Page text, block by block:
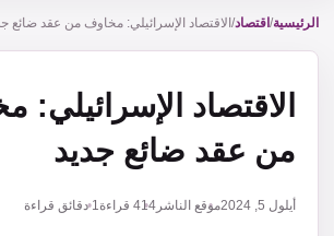
الناشر
الرئيسية/ اقتصاد/ الاقتصاد الإسرائيلي: مخاوف من عقد ضائع
الاقتصاد الإسرائيلي:
من عقد ضائع جديد
أيلول 5, 2024 موقع الناشر 414 قراءة1 دقائق قراءة